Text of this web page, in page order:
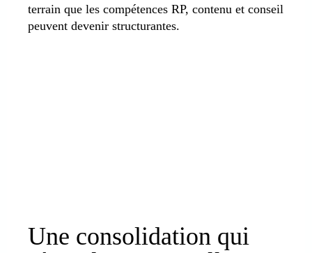
terrain que les compétences RP, contenu et conseil
peuvent devenir structurantes.
Une consolidation qui